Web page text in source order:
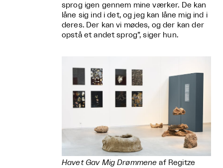
sprog igen gennem mine værker. De kan
låne sig ind i det, og jeg kan låne mig ind i
deres. Der kan vi mødes, og der kan der
opstå et andet sprog”, siger hun.
Havet Gav Mig Drømmene af Regitze